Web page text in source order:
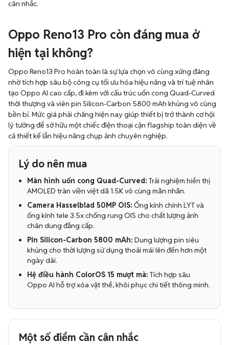
cân nhắc.
Oppo Reno13 Pro còn đáng mua ở
hiện tại không?
Oppo Reno13 Pro hoàn toàn là sự lựa chọn vô cùng xứng đáng
nhờ tích hợp sâu bộ công cụ tối ưu hóa hiệu năng và trí tuệ nhân
tạo Oppo AI cao cấp, đi kèm với cấu trúc uốn cong Quad-Curved
thời thượng và viên pin Silicon-Carbon 5800 mAh khủng vô cùng
bền bỉ. Mức giá phải chăng hiện nay giúp thiết bị trở thành cơ hội
lý tưởng để sở hữu một chiếc điện thoại cận flagship toàn diện về
cả thiết kế lẫn hiệu năng chụp ảnh chuyên nghiệp.
Lý do nên mua
Màn hình uốn cong Quad-Curved: Trải nghiệm hiển thị
AMOLED tràn viền việt dã 1.5K vô cùng mãn nhãn.
Camera Hasselblad 50MP OIS: Ống kính chính LYT và
ống kính tele 3.5x chống rung OIS cho chất lượng ảnh
chân dung đẳng cấp.
Pin Silicon-Carbon 5800 mAh: Dung lượng pin siêu
khủng cho thời lượng sử dụng thoải mái lên đến hơn một
ngày dài.
Hệ điều hành ColorOS 15 mượt mà: Tích hợp sâu
Oppo AI hỗ trợ xóa vật thể, khôi phục chi tiết thông minh.
Một số điểm cần cân nhắc